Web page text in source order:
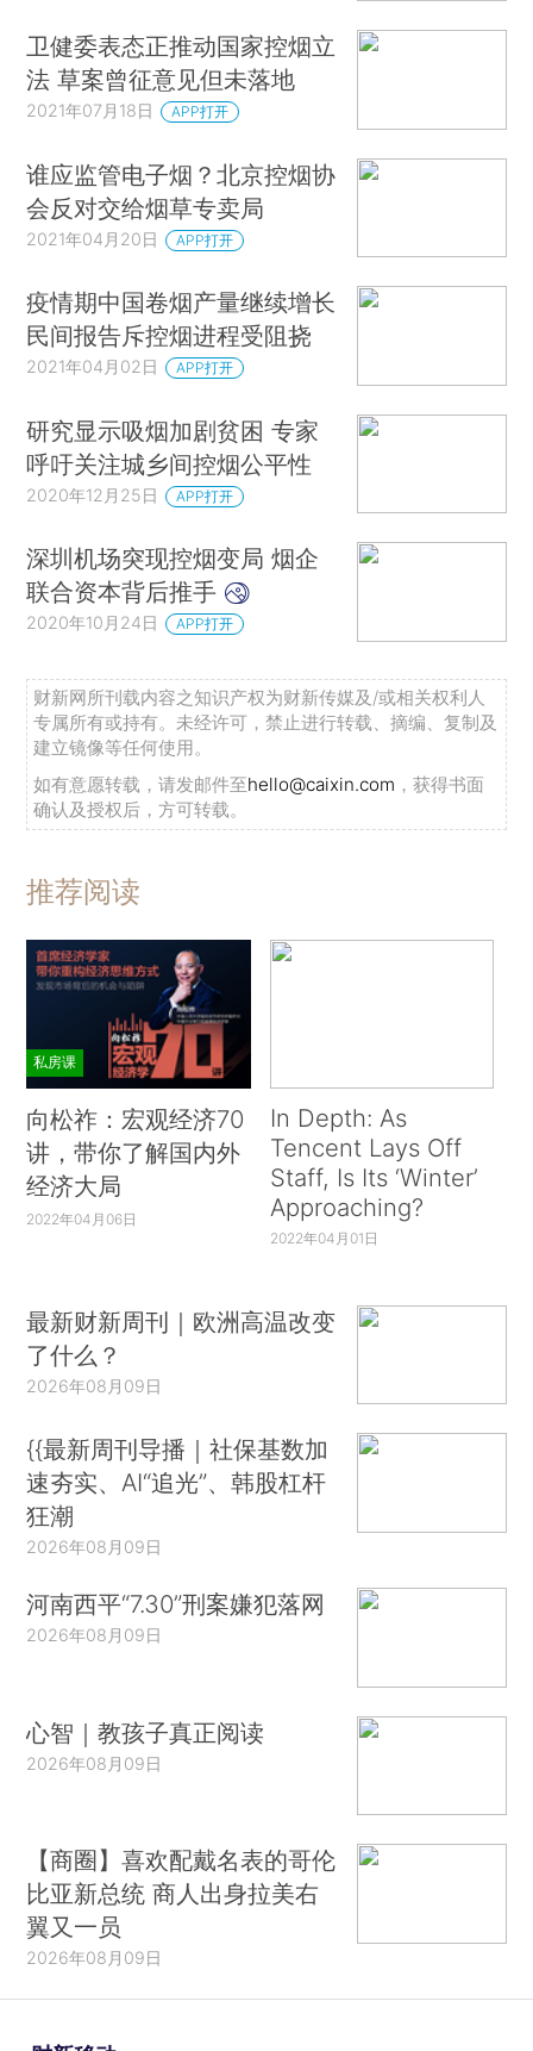
卫健委表态正推动国家控烟立
法 草案曾征意见但未落地
2021年07月18日 APP打开
谁应监管电子烟？北京控烟协
会反对交给烟草专卖局
2021年04月20日 APP打开
疫情期中国卷烟产量继续增长
民间报告斥控烟进程受阻挠
2021年04月02日 APP打开
研究显示吸烟加剧贫困 专家
呼吁关注城乡间控烟公平性
2020年12月25日 APP打开
深圳机场突现控烟变局 烟企
联合资本背后推手
2020年10月24日 APP打开
财新网所刊载内容之知识产权为财新传媒及/或相关权利人
专属所有或持有。未经许可，禁止进行转载、摘编、复制及
建立镜像等任何使用。
如有意愿转载，请发邮件至hello@caixin.com ，获得书面
确认及授权后，方可转载。
推荐阅读
私房课
向松祚：宏观经济70
讲，带你了解国内外
经济大局
2022年04月06日
In Depth: As
Tencent Lays Off
Staff, Is Its ‘Winter’
Approaching?
2022年04月01日
最新财新周刊｜欧洲高温改变
了什么？
2026年08月09日
{{最新周刊导播｜社保基数加
速夯实、AI“追光”、韩股杠杆
狂潮
2026年08月09日
河南西平“7.30”刑案嫌犯落网
2026年08月09日
心智｜教孩子真正阅读
2026年08月09日
【商圈】喜欢配戴名表的哥伦
比亚新总统 商人出身拉美右
翼又一员
2026年08月09日